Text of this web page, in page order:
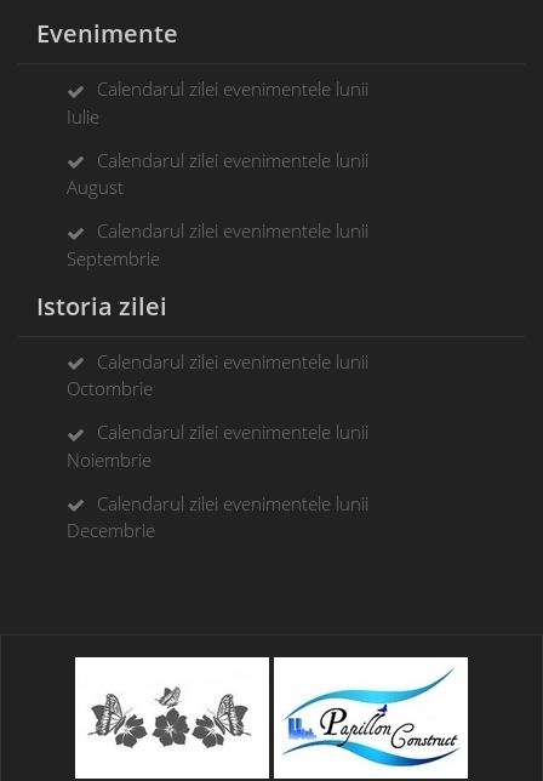
Evenimente
Calendarul zilei evenimentele lunii
Iulie
Calendarul zilei evenimentele lunii
August
Calendarul zilei evenimentele lunii
Septembrie
Istoria zilei
Calendarul zilei evenimentele lunii
Octombrie
Calendarul zilei evenimentele lunii
Noiembrie
Calendarul zilei evenimentele lunii
Decembrie